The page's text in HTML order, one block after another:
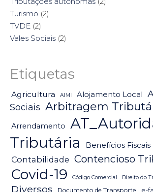
Turismo (2)
TVDE (2)
Vales Sociais (2)
Etiquetas
Agricultura AIMI Alojamento Local
Sociais Arbitragem
Arrendamento
Tributária
Benefícios Fiscais
Contabilidade Contencioso
Covid-19 Código Comercial Direito do
Diversos Documento de Transporte e-